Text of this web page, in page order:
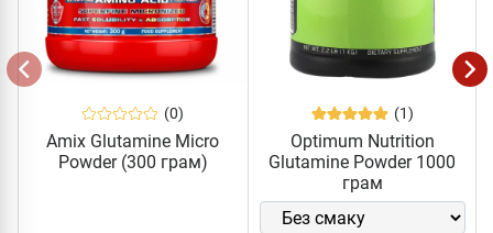
(0)
Amix Glutamine Micro
Powder (300 грам)
(1)
Optimum Nutrition
Glutamine Powder 1000
грам